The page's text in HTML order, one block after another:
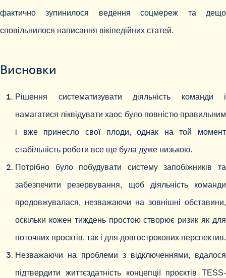
фактично зупинилося ведення соцмереж та дещо
сповільнилося написання вікіпедійних статей.
Висновки
Рішення систематизувати діяльність команди і
намагатися ліквідувати хаос було повністю правильним
і вже принесло свої плоди, однак на той момент
стабільність роботи все ще була дуже низькою.
Потрібно було побудувати систему запобіжників та
забезпечити резервування, щоб діяльність команди
продовжувалася, незважаючи на зовнішні обставини,
оскільки кожен тиждень простою створює ризик як для
поточних проєктів, так і для довгострокових перспектив.
Незважаючи на проблеми з відключеннями, вдалося
підтвердити життєздатність концепції проєктів TESS-